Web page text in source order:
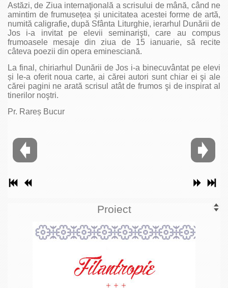
Astăzi, de Ziua internaţională a scrisului de mână, când ne
amintim de frumusețea și unicitatea acestei forme de artă,
numită caligrafie,după Sfânta Liturghie, ierarhul Dunării de
Jos i-a invitat pe elevii seminarişti, care au compus
frumoasele mesaje din ziua de 15 ianuarie, să recite
câteva poezii din opera eminesciană.
La final, chiriarhul Dunării de Jos i-a binecuvântat pe elevi
și le-a oferit noua carte, ai cărei autori sunt chiar ei şi ale
cărei pagini ne arată scrisul atât de frumos şi de inspirat al
tinerilor noştri.
Pr. Rareș Bucur
Proiect